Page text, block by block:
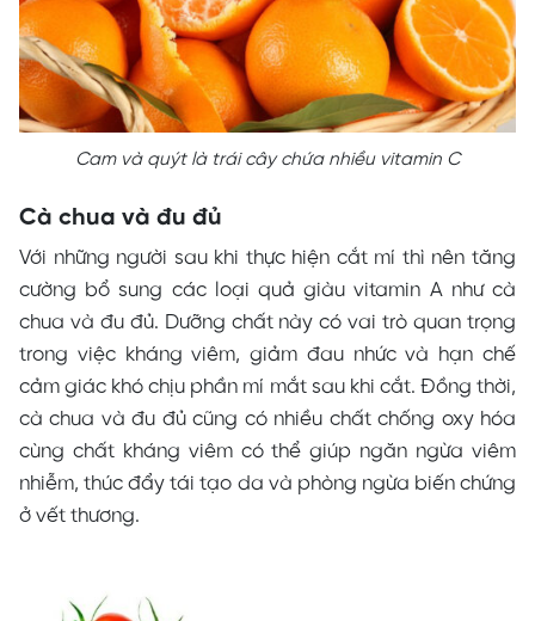
Cam và quýt là trái cây chứa nhiều vitamin C
Cà chua và đu đủ
Với những người sau khi thực hiện cắt mí thì nên tăng
cường bổ sung các loại quả giàu vitamin A như cà
chua và đu đủ. Dưỡng chất này có vai trò quan trọng
trong việc kháng viêm, giảm đau nhức và hạn chế
cảm giác khó chịu phần mí mắt sau khi cắt. Đồng thời,
cà chua và đu đủ cũng có nhiều chất chống oxy hóa
cùng chất kháng viêm có thể giúp ngăn ngừa viêm
nhiễm, thúc đẩy tái tạo da và phòng ngừa biến chứng
ở vết thương.